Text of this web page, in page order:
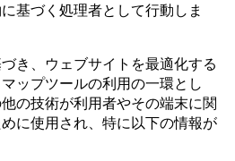
基づく処理者として行動しま
き、ウェブサイトを最適化する
ップツールの利用の一環とし
の技術が利用者やその端末に関
に使用され、特に以下の情報が